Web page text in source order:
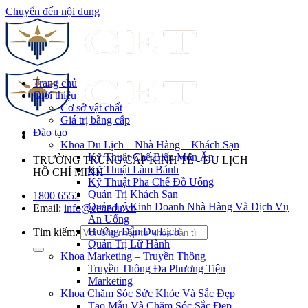
Chuyển đến nội dung
TRƯỜNG TRUNG CẤP KINH TẾ - DU LỊCH
HỒ CHÍ MINH
1800 6552
Email: info@cet.edu.vn
Tìm kiếm:
Trang chủ
Giới thiệu
Cơ sở vật chất
Giá trị bằng cấp
Đào tạo
Khoa Du Lịch – Nhà Hàng – Khách Sạn
Kỹ Thuật Chế Biến Món Ăn
Kỹ Thuật Làm Bánh
Kỹ Thuật Pha Chế Đồ Uống
Quản Trị Khách Sạn
Quản Lý Kinh Doanh Nhà Hàng Và Dịch Vụ
Ăn Uống
Hướng Dẫn Du Lịch
Quản Trị Lữ Hành
Khoa Marketing – Truyền Thông
Truyền Thông Đa Phương Tiện
Marketing
Khoa Chăm Sóc Sức Khỏe Và Sắc Đẹp
Tạo Mẫu Và Chăm Sóc Sắc Đẹp